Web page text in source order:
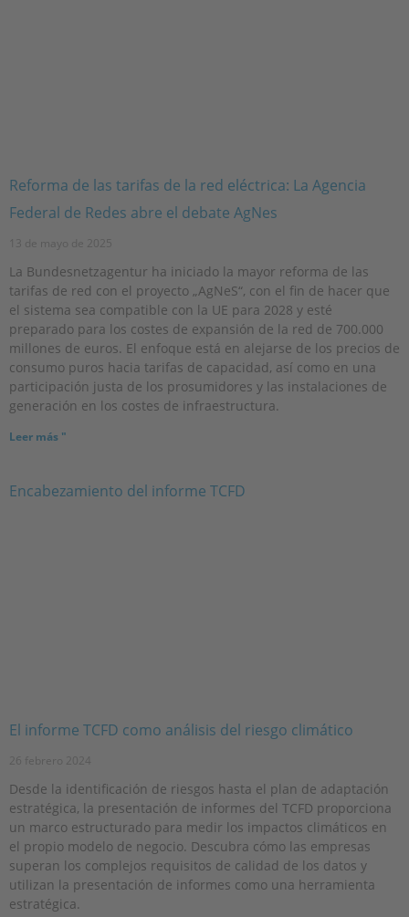
Reforma de las tarifas de la red eléctrica: La Agencia
Federal de Redes abre el debate AgNes
13 de mayo de 2025
La Bundesnetzagentur ha iniciado la mayor reforma de las
tarifas de red con el proyecto „AgNeS“, con el fin de hacer que
el sistema sea compatible con la UE para 2028 y esté
preparado para los costes de expansión de la red de 700.000
millones de euros. El enfoque está en alejarse de los precios de
consumo puros hacia tarifas de capacidad, así como en una
participación justa de los prosumidores y las instalaciones de
generación en los costes de infraestructura.
Leer más "
El informe TCFD como análisis del riesgo climático
26 febrero 2024
Desde la identificación de riesgos hasta el plan de adaptación
estratégica, la presentación de informes del TCFD proporciona
un marco estructurado para medir los impactos climáticos en
el propio modelo de negocio. Descubra cómo las empresas
superan los complejos requisitos de calidad de los datos y
utilizan la presentación de informes como una herramienta
estratégica.